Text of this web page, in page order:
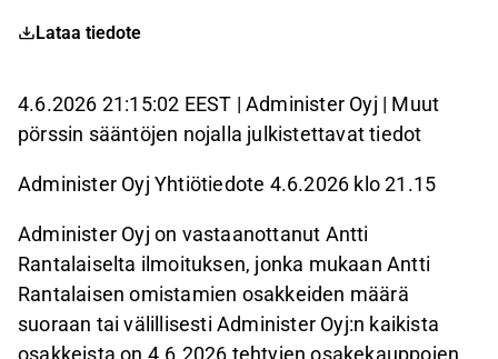
Lataa tiedote
4.6.2026 21:15:02 EEST | Administer Oyj | Muut
pörssin sääntöjen nojalla julkistettavat tiedot
Administer Oyj Yhtiötiedote 4.6.2026 klo 21.15
Administer Oyj on vastaanottanut Antti
Rantalaiselta ilmoituksen, jonka mukaan Antti
Rantalaisen omistamien osakkeiden määrä
suoraan tai välillisesti Administer Oyj:n kaikista
osakkeista on 4.6.2026 tehtyjen osakekauppojen